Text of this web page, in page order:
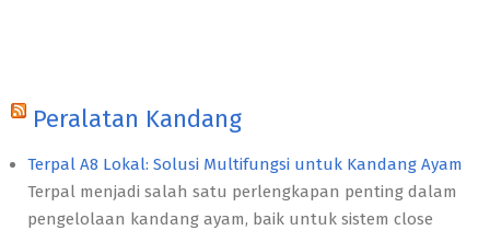
Peralatan Kandang
Terpal A8 Lokal: Solusi Multifungsi untuk Kandang Ayam
Terpal menjadi salah satu perlengkapan penting dalam
pengelolaan kandang ayam, baik untuk sistem close